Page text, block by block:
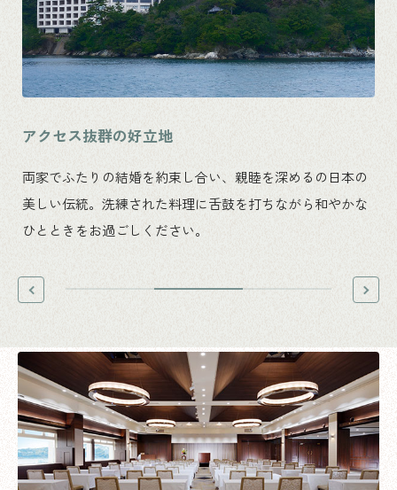
アクセス抜群の好立地
両家でふたりの結婚を約束し合い、親睦を深めるの日本の
美しい伝統。洗練された料理に舌鼓を打ちながら和やかな
ひとときをお過ごしください。